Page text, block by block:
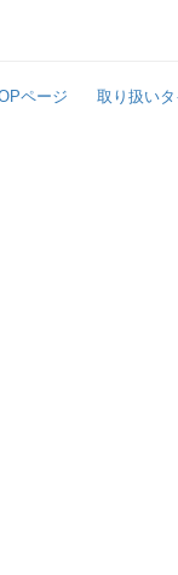
ページ 取り扱い